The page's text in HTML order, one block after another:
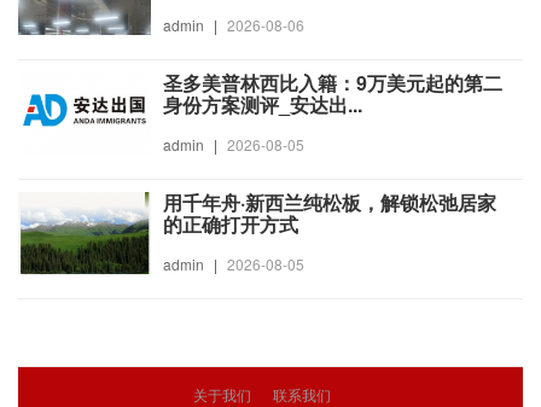
admin | 2026-08-06
圣多美普林西比入籍：9万美元起的第二
身份方案测评_安达出...
admin | 2026-08-05
用千年舟·新西兰纯松板，解锁松弛居家
的正确打开方式
admin | 2026-08-05
关于我们 联系我们